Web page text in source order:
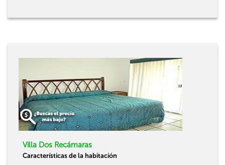
Villa Dos Recámaras
Características de la habitación